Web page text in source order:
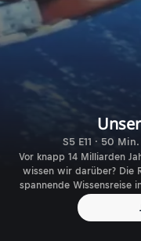
S5 E11 · 50
Vor knapp 14 Milliarden
wissen wir darüber? Die
spannende Wissensreise